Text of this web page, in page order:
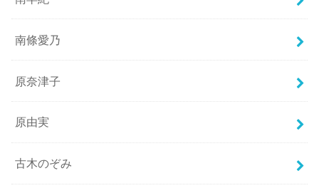
南條愛乃
原奈津子
原由実
古木のぞみ